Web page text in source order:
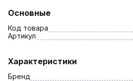
Основные
Код товара
Артикул
Характеристики
Бренд